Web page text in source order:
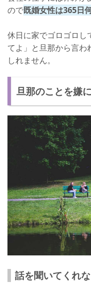
ので既婚女性は365日
休日に家でゴロゴロし
てよ」と旦那から言わ
しれません。
旦那のことを嫌
話を聞いてくれ